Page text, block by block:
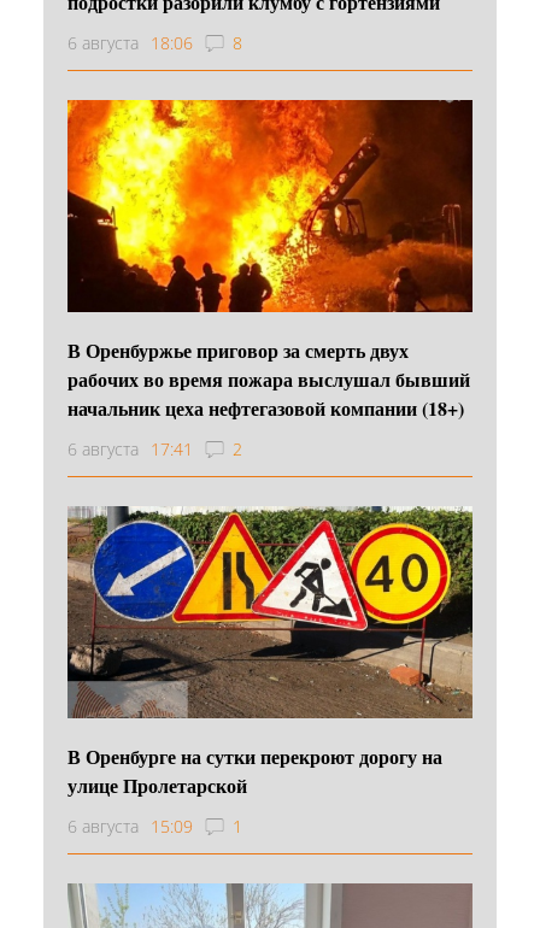
6 августа 18:06 8
В Оренбуржье приговор за смерть двух
рабочих во время пожара выслушал бывший
начальник цеха нефтегазовой компании (18+)
6 августа 17:41 2
В Оренбурге на сутки перекроют дорогу на
улице Пролетарской
6 августа 15:09 1